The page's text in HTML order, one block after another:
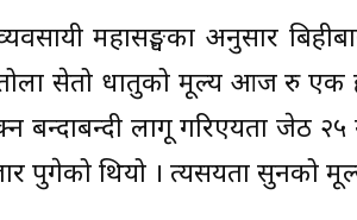
महासङ्घका अनुसार
सेतो धातुको मूल्य आज रु एक
बन्दाबन्दी लागू गरिएयता जेठ
पुगेको थियो । त्यसयता सुनको